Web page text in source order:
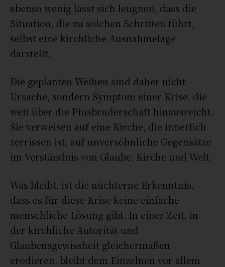
ebenso wenig lässt sich leugnen, dass die
Situation, die zu solchen Schritten führt,
selbst eine kirchliche Ausnahmelage
darstellt.
Die geplanten Weihen sind daher nicht
Ursache, sondern Symptom einer Krise, die
weit über die Piusbruderschaft hinausreicht.
Sie verweisen auf eine Kirche, die innerlich
zerrissen ist, auf unversöhnliche Gegensätze
im Verständnis von Glaube, Kirche und Welt.
Was bleibt, ist die nüchterne Erkenntnis,
dass es für diese Krise keine einfache
menschliche Lösung gibt. In einer Zeit, in
der kirchliche Autorität und
Glaubensgewissheit gleichermaßen
erodieren, bleibt dem Einzelnen vor allem